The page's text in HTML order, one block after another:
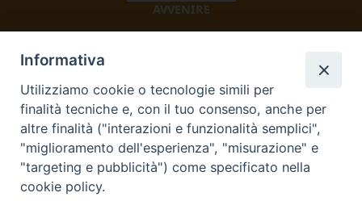
AVVENIRE
TV 2000
Informativa
Utilizziamo cookie o tecnologie simili per
finalità tecniche e, con il tuo consenso, anche per
altre finalità ("interazioni e funzionalità semplici",
"miglioramento dell'esperienza", "misurazione" e
"targeting e pubblicità") come specificato nella
cookie policy.